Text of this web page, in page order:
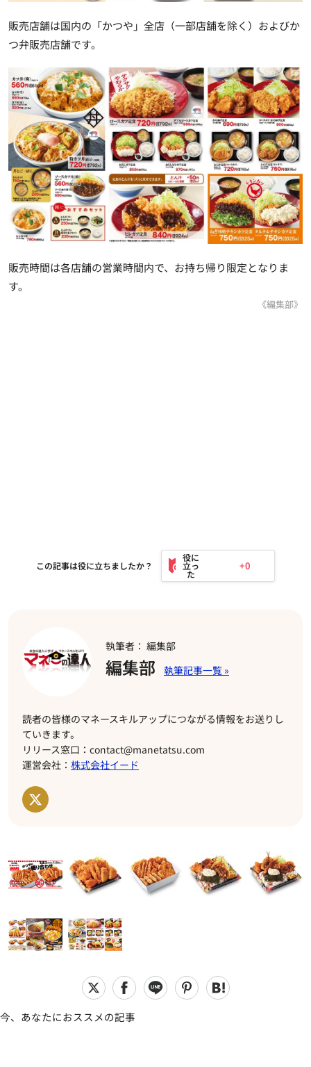
販売店舗は国内の「かつや」全店（一部店舗を除く）およびか
つ弁販売店舗です。
販売時間は各店舗の営業時間内で、お持ち帰り限定となりま
す。
《編集部》
この記事は役に立ちましたか？ +0
執筆者： 編集部
編集部
読者の皆様のマネースキルアップにつながる情報をお送りし
ていきます。
リリース窓口：contact@manetatsu.com
運営会社： 株式会社イード
今、あなたにおススメの記事